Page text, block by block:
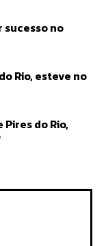
sucesso no
Rio, esteve no
do Rio,